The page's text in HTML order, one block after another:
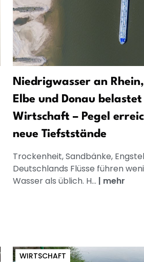
Niedrigwasser an Rhein,
Elbe und Donau belastet
Wirtschaft – Pegel
neue Tiefststände
Trockenheit, Sandbänke,
Deutschlands Flüsse führen
Wasser als üblich. H... | mehr
WIRTSCHAFT